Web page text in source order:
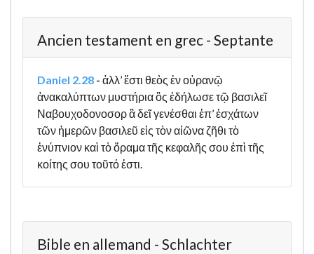
Ancien testament en grec - Septante
Daniel 2.28 - ἀλλ’ ἔστι θεὸς ἐν οὐρανῷ
ἀνακαλύπτων μυστήρια ὃς ἐδήλωσε τῷ βασιλεῖ
Ναβουχοδονοσορ ἃ δεῖ γενέσθαι ἐπ’ ἐσχάτων
τῶν ἡμερῶν βασιλεῦ εἰς τὸν αἰῶνα ζῆθι τὸ
ἐνύπνιον καὶ τὸ ὅραμα τῆς κεφαλῆς σου ἐπὶ τῆς
κοίτης σου τοῦτό ἐστι.
Bible en allemand - Schlachter